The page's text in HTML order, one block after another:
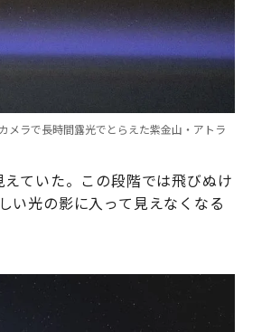
メラで長時間露光でとらえた紫金山・アトラ
ていた。この段階では飛びぬけ
い光の影に入って見えなくなる